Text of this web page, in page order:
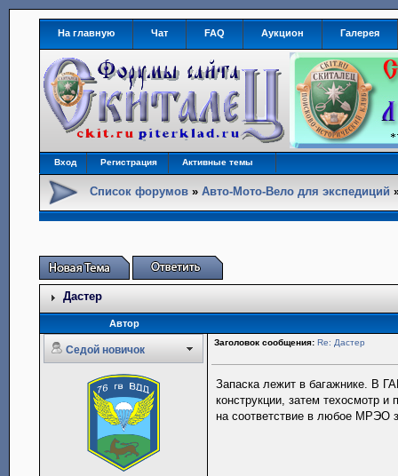
На главную Чат FAQ Аукцион Галерея
Вход Регистрация Активные темы
Список форумов »Авто-Мото-Вело для экспедиций
Дастер
Автор
Седой новичок
Заголовок сообщения: Re: Дастер
Запаска лежит в багажнике. В
конструкции, затем техосмотр
на соответствие в любое МРЭО